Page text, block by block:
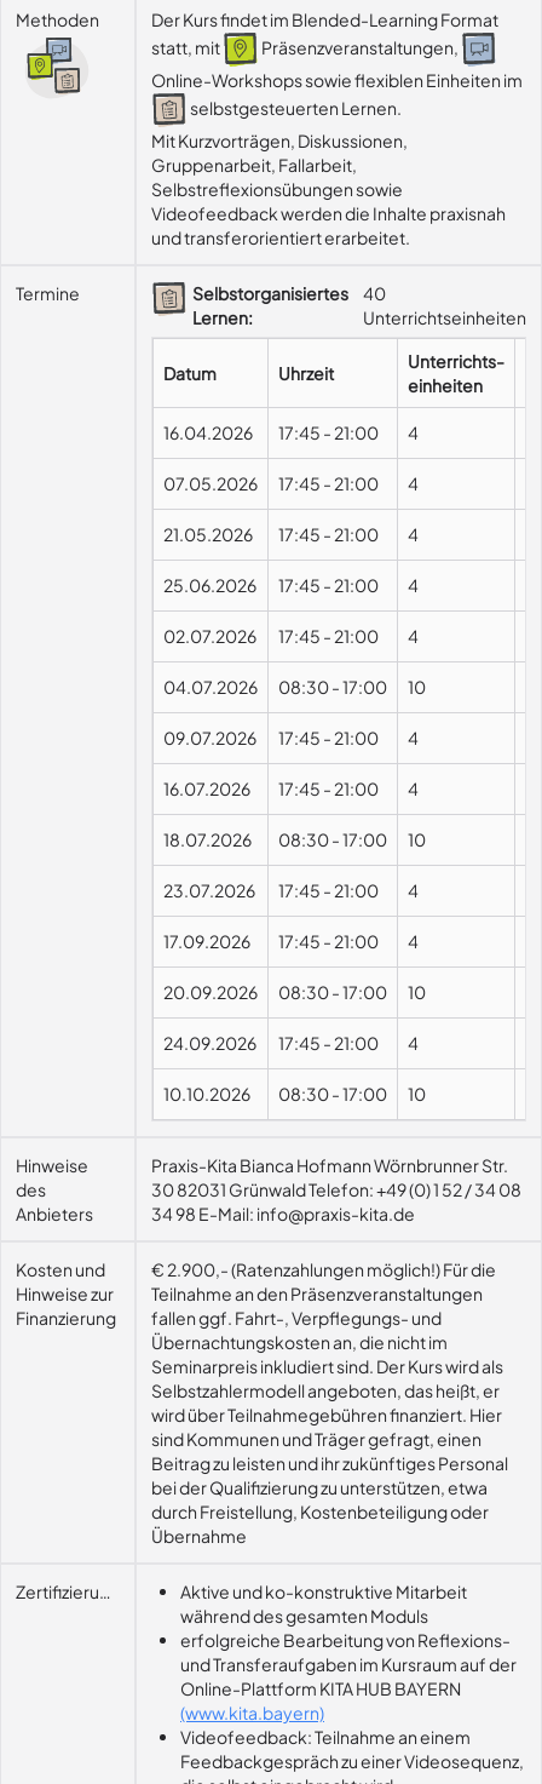
Methoden
Der Kurs findet im Blended-Learning Format
statt, mit
Präsenzveranstaltungen,
Online-Workshops sowie flexiblen Einheiten im
selbstgesteuerten Lernen.
Mit Kurzvorträgen, Diskussionen,
Gruppenarbeit, Fallarbeit,
Selbstreflexionsübungen sowie
Videofeedback werden die Inhalte praxisnah
und transferorientiert erarbeitet.
Termine
Selbstorganisiertes
Lernen:
40
Unterrichtseinheiten
Datum Uhrzeit
Unterrichts-
einheiten
16.04.2026 17:45 - 21:00 4
07.05.2026 17:45 - 21:00 4
21.05.2026 17:45 - 21:00 4
25.06.2026 17:45 - 21:00 4
02.07.2026 17:45 - 21:00 4
04.07.2026 08:30-17:00 10
09.07.2026 17:45 - 21:00 4
16.07.2026 17:45 - 21:00 4
18.07.2026 08:30-17:00 10
23.07.2026 17:45 - 21:00 4
17.09.2026 17:45 - 21:00 4
20.09.2026 08:30-17:00 10
24.09.2026 17:45 - 21:00 4
10.10.2026 08:30-17:00 10
Hinweise
des
Anbieters
Praxis-Kita Bianca Hofmann Wörnbrunner Str.
30 82031 Grünwald Telefon: +49 (0) 1 52 / 34 08
34 98 E-Mail: info@praxis-kita.de
Kosten und
Hinweise zur
Finanzierung
€ 2.900,- (Ratenzahlungen möglich!) Für die
Teilnahme an den Präsenzveranstaltungen
fallen ggf. Fahrt-, Verpflegungs- und
Übernachtungskosten an, die nicht im
Seminarpreis inkludiert sind. Der Kurs wird als
Selbstzahlermodell angeboten, das heißt, er
wird über Teilnahmegebühren finanziert. Hier
sind Kommunen und Träger gefragt, einen
Beitrag zu leisten und ihr zukünftiges Personal
bei der Qualifizierung zu unterstützen, etwa
durch Freistellung, Kostenbeteiligung oder
Übernahme
ZertifizierungsvoraussetzungAktive und ko-konstruktive Mitarbeit
während des gesamten Moduls
erfolgreiche Bearbeitung von Reflexions-
und Transferaufgaben im Kursraum auf der
Online-Plattform KITA HUB BAYERN
(www.kita.bayern)
Videofeedback: Teilnahme an einem
Feedbackgespräch zu einer Videosequenz,